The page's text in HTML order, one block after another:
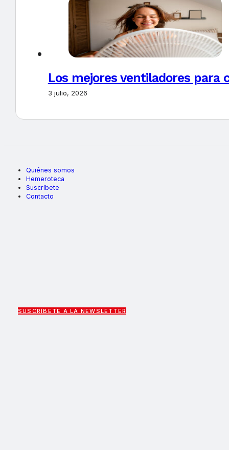
Los mejores ventiladores para
3 julio, 2026
Quiénes somos
Hemeroteca
Suscríbete
Contacto
SUSCRÍBETE A LA NEWSLETTER